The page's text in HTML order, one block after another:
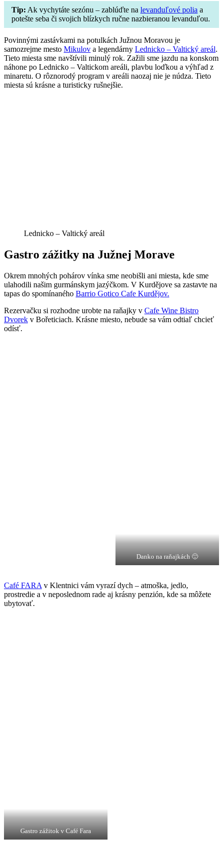
Tip: Ak vychytáte sezónu – zablúďte na levanduľové polia a
potešte seba či svojich blízkych ručne nazbieranou levanduľou.
Povinnými zastávkami na potulkách Južnou Moravou je
samozrejme mesto Mikulov a legendárny Lednicko – Valtický areál.
Tieto miesta sme navštívili minulý rok. Zažili sme jazdu na konskom
náhone po Lednicko – Valtickom areáli, plavbu loďkou a výhľad z
minaretu. O rôznorodý program v areáli naozaj nie je núdza. Tieto
miesta sú krásne a turisticky rušnejšie.
Lednicko – Valtický areál
Gastro zážitky na Južnej Morave
Okrem mnohých pohárov vínka sme neobišli ani miesta, kde sme
ulahodili našim gurmánskym jazýčkom. V Kurdějove sa zastavte na
tapas do spomínaného Barrio Gotico Cafe Kurdějov.
Rezervačku si rozhodne urobte na raňajky v Cafe Wine Bistro
Dvorek v Bořeticiach. Krásne miesto, nebude sa vám odtiaľ chcieť
odísť.
Danko na raňajkách 🙂
Café FARA v Klentnici vám vyrazí dych – atmoška, jedlo,
prostredie a v neposlednom rade aj krásny penzión, kde sa môžete
ubytovať.
Gastro zážitok v Café Fara